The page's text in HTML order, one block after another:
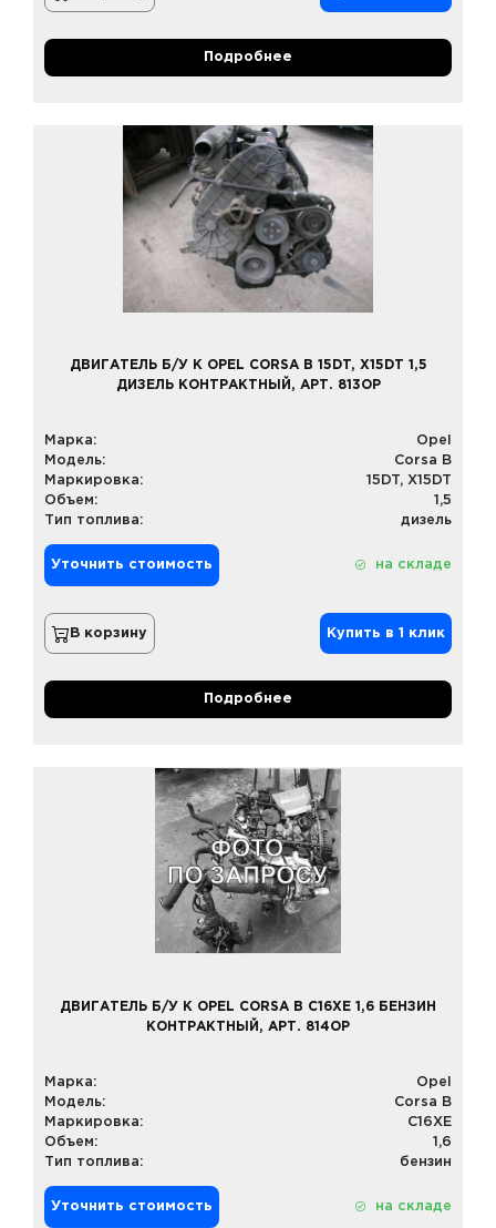
Подробнее
ДВИГАТЕЛЬ Б/У К OPEL CORSA B 15DT, X15DT 1,5
ДИЗЕЛЬ КОНТРАКТНЫЙ, АРТ. 813OP
Марка:
Opel
Модель:
Corsa B
Маркировка:
15DT, X15DT
Объем:
1,5
Тип топлива:
дизель
Уточнить стоимость на складе
В корзину Купить в 1 клик
Подробнее
ДВИГАТЕЛЬ Б/У К OPEL CORSA B C16XE 1,6 БЕНЗИН
КОНТРАКТНЫЙ, АРТ. 814OP
Марка:
Opel
Модель:
Corsa B
Маркировка:
C16XE
Объем:
1,6
Тип топлива:
бензин
Уточнить стоимость на складе